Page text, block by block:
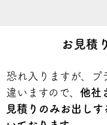
お見積
恐れ入りますが、
違いますので、 他社
見積りのみお出し